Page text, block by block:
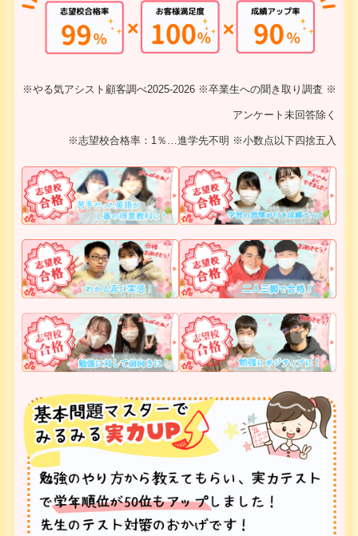
※やる気アシスト顧客調べ2025-2026 ※卒業生への聞き取り調査 ※
アンケート未回答除く
※志望校合格率：1％…進学先不明 ※小数点以下四捨五入